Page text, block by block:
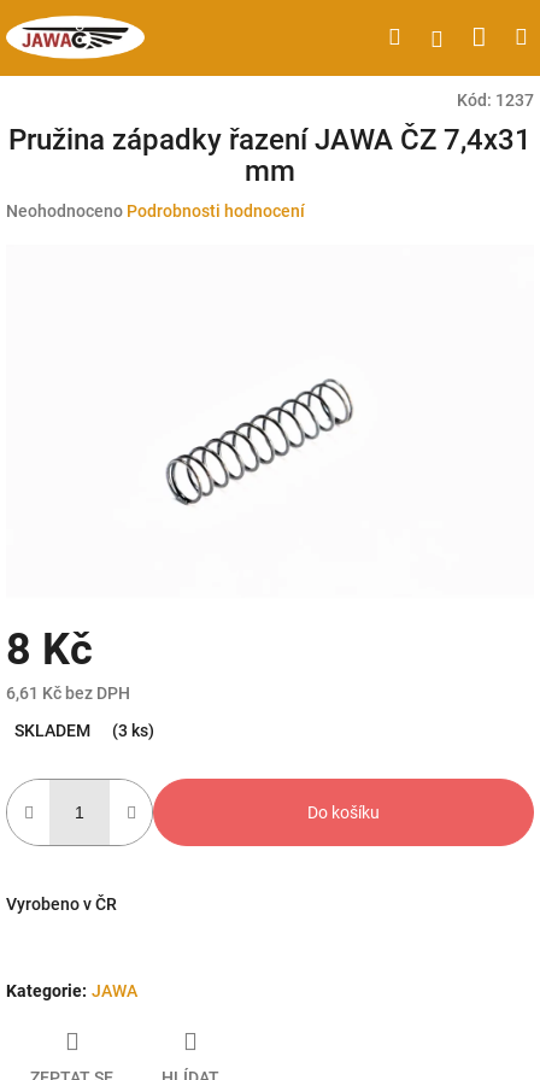
na
obsah
HledatPřihlášení
Kód: 1237
Pružina západky řazení JAWA ČZ 7,4x31
mm
Průměrné
Neohodnoceno Podrobnosti hodnocení
8 Kč
6,61 Kč bez DPH
cena:
SKLADEM (3 ks)
Do košíku
Vyrobeno v ČR
Kategorie: JAWA